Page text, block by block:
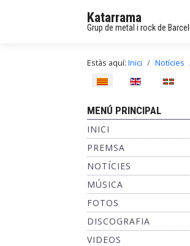
Katarrama
Grup de metal i rock de
Estàs aquí: Inici Notícies
Seleccioni el seu idioma
MENÚ PRINCIPAL
INICI
PREMSA
NOTÍCIES
MÚSICA
FOTOS
DISCOGRAFIA
VIDEOS